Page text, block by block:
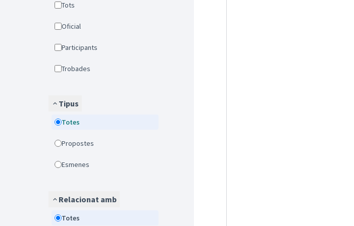
Tots
Oficial
Participants
Trobades
Tipus
Totes
Propostes
Esmenes
Relacionat amb
Totes